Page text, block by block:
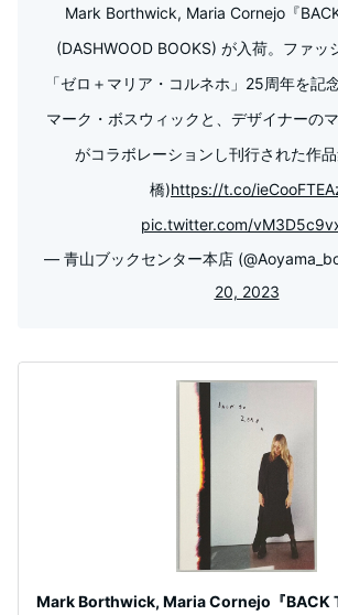
Mark Borthwick, Maria Cornejo『BACK
(DASHWOOD BOOKS) が入荷。ファッ
「ゼロ＋マリア・コルネホ」25周年を記
マーク・ボスウィックと、デザイナーの
がコラボレーションし刊行された作
橋)https://t.co/
pic.twitter.com/
— 青山ブックセンター本店
20, 2023
Mark Borthwick, Maria Cornejo『BACK